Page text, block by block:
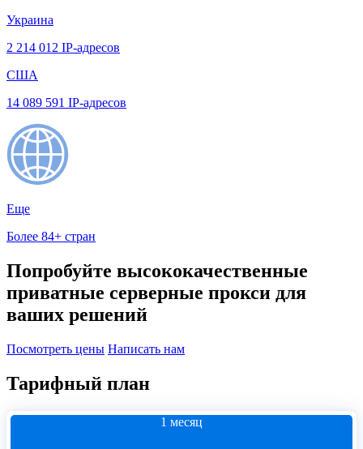
Украина
2 214 012 IP-адресов
США
14 089 591 IP-адресов
Еще
Более 84+ стран
Попробуйте высококачественные
приватные серверные прокси для
ваших решений
Посмотреть цены Написать нам
Тарифный план
1 месяц